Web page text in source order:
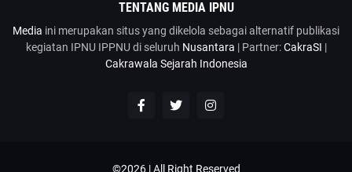
TENTANG MEDIA IPNU
Media ini merupakan situs yang dikelola sebagai alternatif publikasi
kegiatan IPNU IPPNU di seluruh Nusantara | Partner:CakraSI |
Cakrawala Sejarah Indonesia
©2026 | All Right Reserved